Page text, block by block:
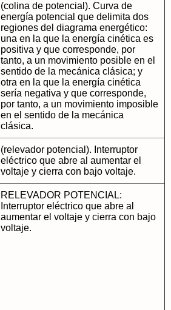
(colina de potencial). Curva de
energía potencial que delimita dos
regiones del diagrama energético:
una en la que la energía cinética es
positiva y que corresponde, por
tanto, a un movimiento posible en el
sentido de la mecánica clásica; y
otra en la que la energía cinética
sería negativa y que corresponde,
por tanto, a un movimiento imposible
en el sentido de la mecánica
clásica.
(relevador potencial). Interruptor
eléctrico que abre al aumentar el
voltaje y cierra con bajo voltaje.
RELEVADOR POTENCIAL:
Interruptor eléctrico que abre al
aumentar el voltaje y cierra con bajo
voltaje.